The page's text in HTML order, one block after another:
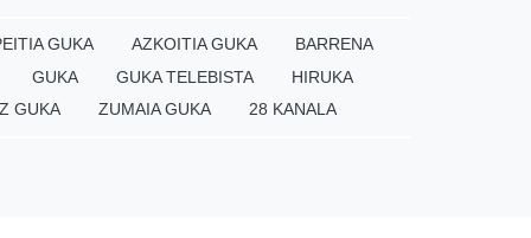
GUKA AZKOITIA GUKA
BARRENA
GUKA GUKA TELEBISTA
HIRUKA
GUKA ZUMAIA GUKA 28 KANALA